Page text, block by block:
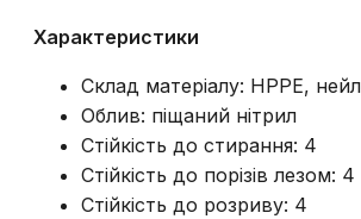
Характеристики
Склад матеріалу: HPPE,
Облив: піщаний нітрил
Стійкість до стирання: 4
Стійкість до порізів лезом: 4
Стійкість до розриву: 4